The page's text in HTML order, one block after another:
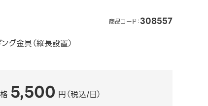
商品コード：308557
グ金具（縦長設置）
5,500 円（税込/日）